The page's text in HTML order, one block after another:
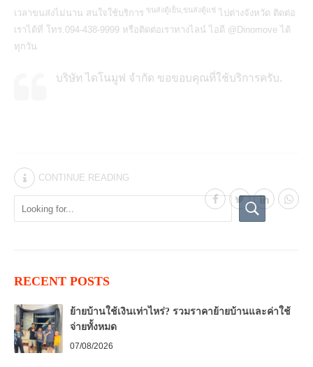
เวลาขนส่งไม่นาน สนใจใช้บริการ ขนส่งตู้เย็น,ขนส่งตู้แช่ ไปต่างจังหวัด ติดต่อ
เราได้ที่ โทร.094-438-9999 หรือติดต่อเราทางไลน์ ไอดี @Dinomove ได้
ทุกวัน
บริษัท ไดโนมูฟ จำกัด ขอขอบคุณที่ใช้บริการครับ.
CONTINUE READING
RECENT POSTS
ย้ายบ้านใช้เงินเท่าไหร่? รวมราคาย้ายบ้านและค่าใช้
จ่ายทั้งหมด
07/08/2026